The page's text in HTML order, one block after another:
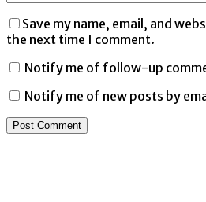
Save my name, email, and
the next time I comment.
Notify me of follow-up
Notify me of new posts by